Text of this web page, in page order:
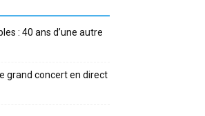
: 40 ans d’une autre
grand concert en direct